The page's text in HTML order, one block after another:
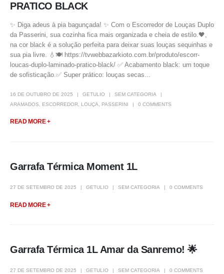
PRATICO BLACK
✨ Diga adeus à pia bagunçada! ✨ Com o Escorredor de Louças Duplo
da Passerini, sua cozinha fica mais organizada e cheia de estilo.🖤,
na cor black é a solução perfeita para deixar suas louças sequinhas e
sua pia livre. 💧🍽️ https://tvwebbazarkioto.com.br/produto/escorr-
loucas-duplo-laminado-pratico-black/ ✅ Acabamento black: um toque
de sofisticação.✅ Super prático: louças secas...
16 DE OUTUBRO DE 2025 GETULIO
SEM CATEGORIA
ARAMADOS
ESCORREDOR LOUÇA PASSERINI 0 COMMENTS
READ MORE +
Garrafa Térmica Moment 1L
27 DE SETEMBRO DE 2025 GETULIO SEM CATEGORIA 0 COMMENTS
READ MORE +
Garrafa Térmica 1L Amar da Sanremo! 🌟
27 DE SETEMBRO DE 2025 GETULIO SEM CATEGORIA 0 COMMENTS